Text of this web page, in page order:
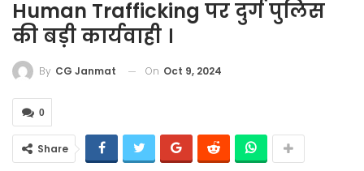
Human Trafficking पर दुर्ग पुलिस
की बड़ी कार्यवाही ।
By CG Janmat On Oct 9, 2024
0
Share